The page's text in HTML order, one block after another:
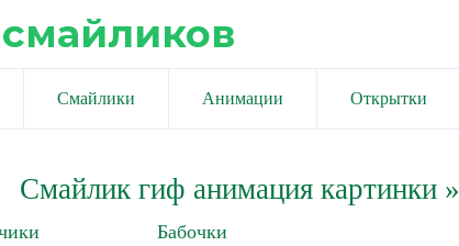
Смайлики Анимации Открытки
Смайлик гиф анимация картинки»
Бабочки